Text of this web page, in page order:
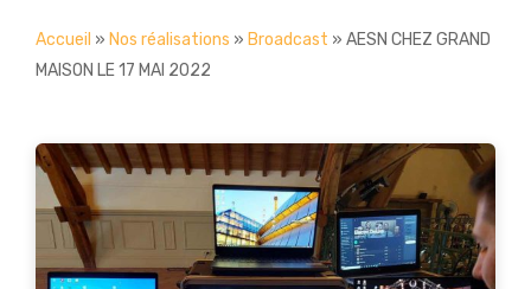
Accueil » Nos réalisations » Broadcast » AESN CHEZ GRAND
MAISON LE 17 MAI 2022